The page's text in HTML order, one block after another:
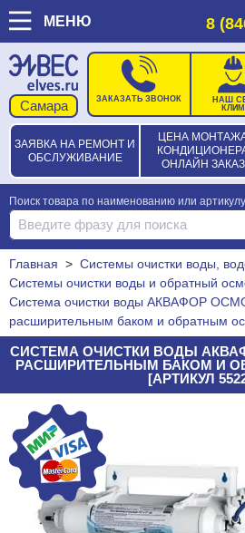
МЕНЮ 8
ЗАЯВКА НА РЕМОНТ И
ОБСЛУЖИВАНИЕ
ЦЕНА
ОНЛАЙН ЗАКАЗ
ЗАКАЗАТЬ ЗВОНОК
НАШ
Поиск товара по наименованию или артикулу
Главная > Системы очистки воды,
Системы очистки воды и обратный
Система очистки воды АКВАФОР
расширительным баком и обратным
СИСТЕМА ОЧИСТКИ ВОДЫ
РАСШИРИТЕЛЬНЫМ БАКОМ И
[АРТИКУЛ